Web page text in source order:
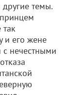
темы.
и его жене
нечестными